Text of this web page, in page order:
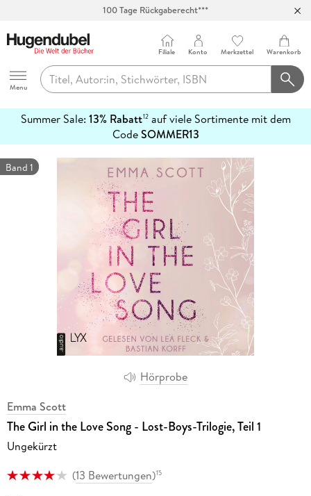
Hugendubel
Menu
Filiale Konto Merkzettel Warenkorb
Summer Sale: 13% Rabatt12auf viele Sortimente mit dem
CodeSOMMER13
erfahren
Hörprobe
Band 1
Emma Scott
The Girl in the Love Song - Lost-Boys-Trilogie, Teil 1
Ungekürzt
(13 Bewertungen)15